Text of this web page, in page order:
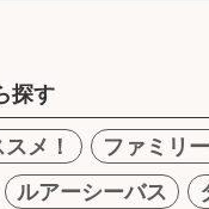
探す
メ！ ファミリ
ルアーシーバス